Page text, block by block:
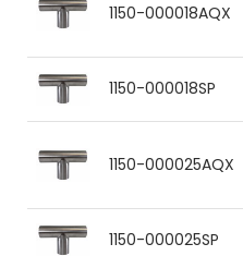
1150-000018AQX
1150-000018SP
1150-000025AQX
1150-000025SP